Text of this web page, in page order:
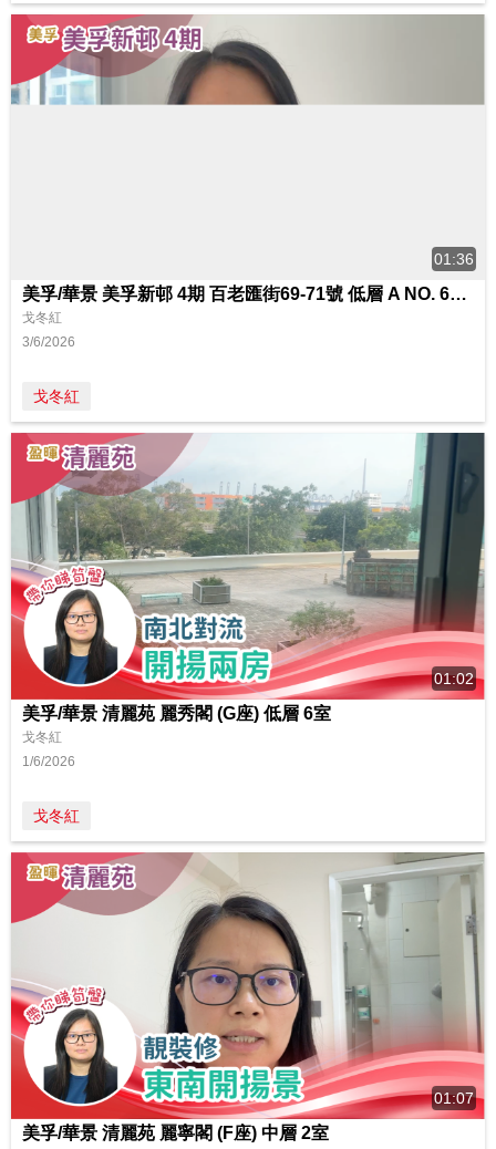
01:36
美孚/華景 美孚新邨 4期 百老匯街69-71號 低層 A NO. 69室
戈冬紅
3/6/2026
戈冬紅
01:02
美孚/華景 清麗苑 麗秀閣 (G座) 低層 6室
戈冬紅
1/6/2026
戈冬紅
01:07
美孚/華景 清麗苑 麗寧閣 (F座) 中層 2室